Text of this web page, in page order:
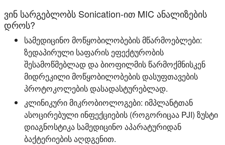
ვინ სარგებლობს Sonication-ით MIC ანალიზების
დროს?
სამედიცინო მოწყობილობების მწარმოებლები:
ზედაპირული საფარის ეფექტურობის
შესამოწმებლად და ბიოფილმის წარმოქმნისკენ
მიდრეკილი მოწყობილობების დასუფთავების
პროტოკოლების დასადასტურებლად.
კლინიკური მიკრობიოლოგები: იმპლანტთან
ასოცირებული ინფექციების (როგორიცაა PJI) ზუსტი
დიაგნოსტიკა სამედიცინო აპარატურიდან
ბაქტერიების აღდგენით.